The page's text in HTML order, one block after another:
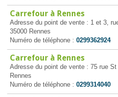
Carrefour à Rennes
Adresse du point de vente : 1 et 3,
35000 Rennes
Numéro de téléphone : 0299362924
Carrefour à Rennes
Adresse du point de vente : 75 rue
Rennes
Numéro de téléphone : 0299314040